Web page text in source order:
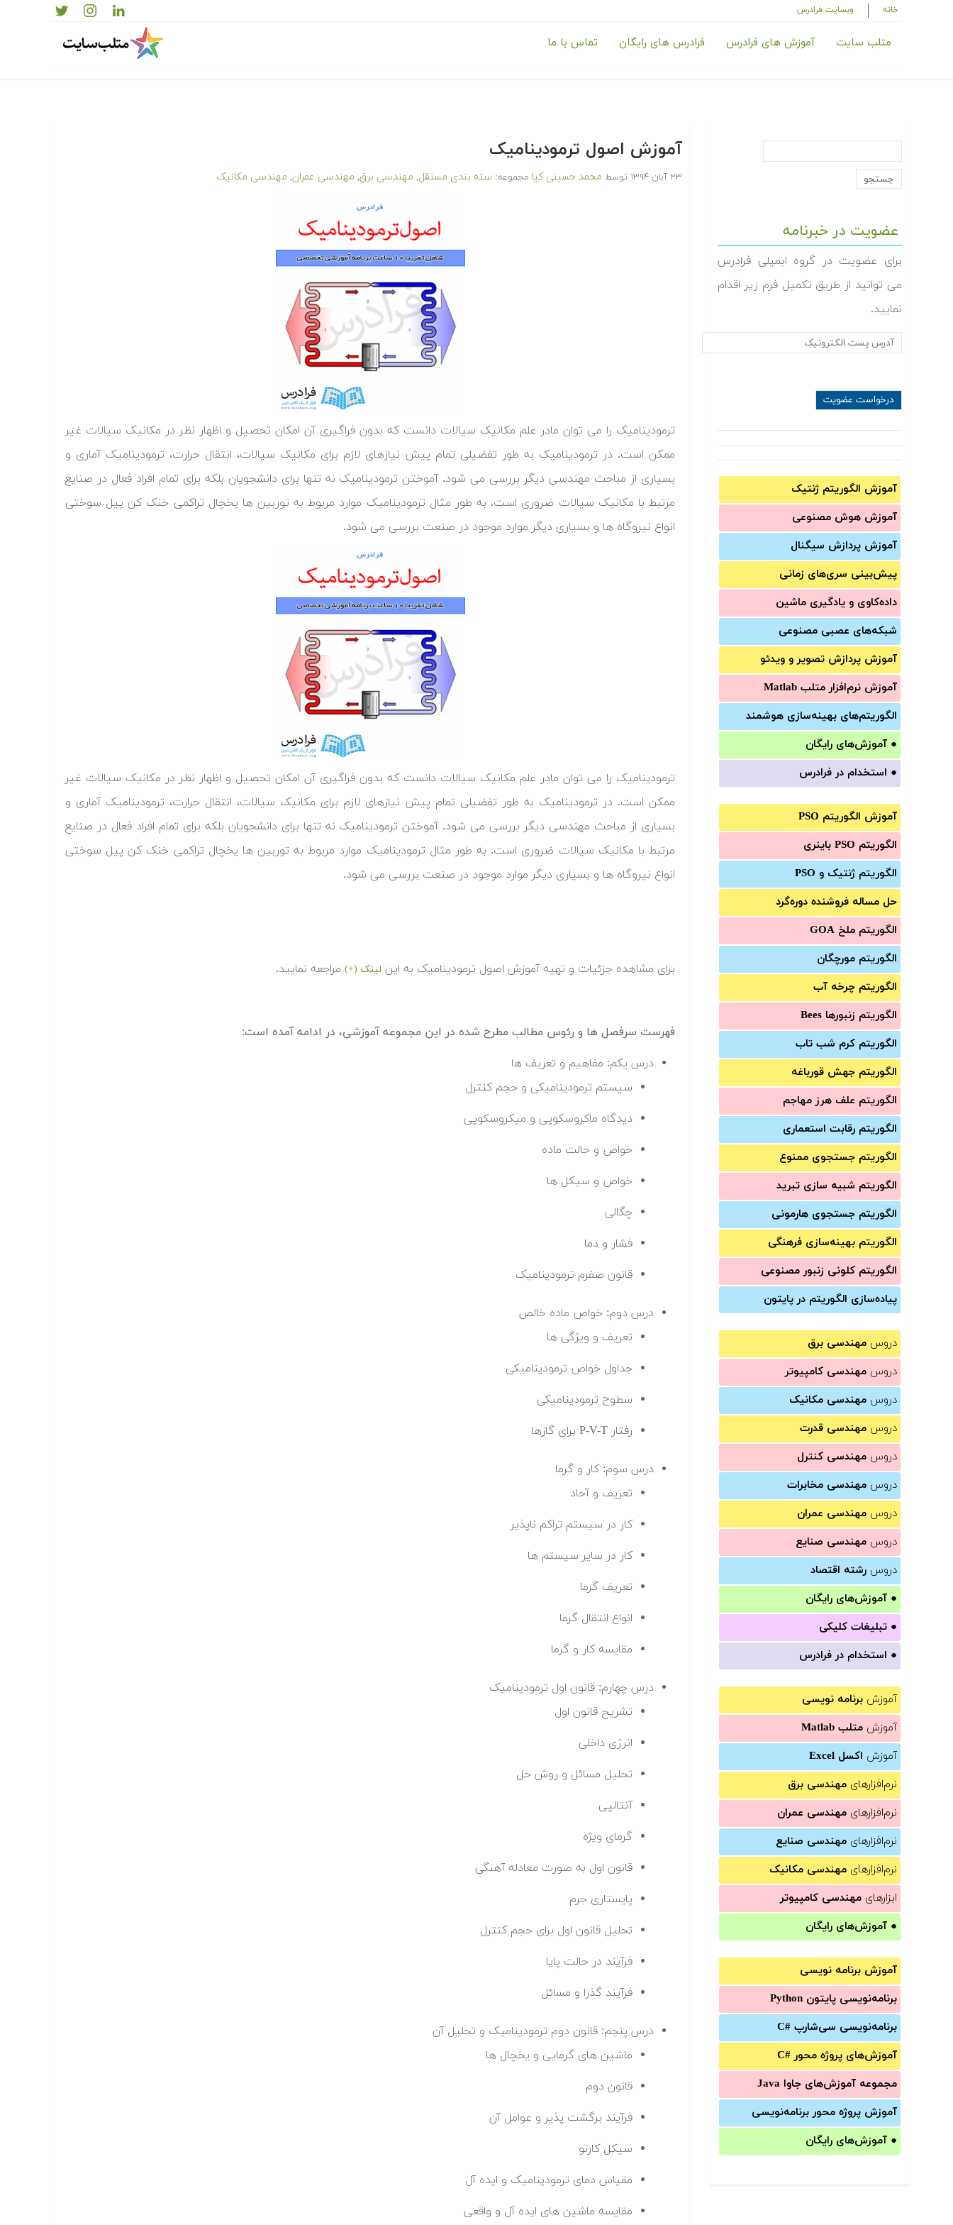
خانه وبسایت فرادرس
متلب سایت آموزش های فرادرس فرادرس های رایگان تماس با ما
عضویت در خبرنامه
برای عضویت در گروه ایمیلی فرادرس
می توانید از طریق تکمیل فرم زیر اقدام
نمایید.
آموزش الگوریتم ژنتیک
آموزش‌ هوش مصنوعی
آموزش‌ پردازش سیگنال
پیش‌‌بینی سری‌‌های زمانی
داده‌کاوی و یادگیری ماشین
شبکه‌های عصبی مصنوعی
آموزش‌ پردازش تصویر و ویدئو
آموزش‌ نرم‌افزار متلب Matlab
الگوریتم‌های بهینه‌سازی هوشمند
● آموزش‌های رایگان
● استخدام در فرادرس
آموزش الگوریتم PSO
الگوریتم PSO باینری
الگوریتم ژنتیک و PSO
حل مساله فروشنده دوره‌گرد
الگوریتم ملخ GOA
الگوریتم مورچگان
الگوریتم چرخه آب
الگوریتم زنبورها Bees
الگوریتم کرم شب تاب
الگوریتم جهش قورباغه
الگوریتم علف هرز مهاجم
الگوریتم رقابت استعماری
الگوریتم جستجوی ممنوع
الگوریتم شبیه سازی تبرید
الگوریتم جستجوی هارمونی
الگوریتم بهینه‌سازی فرهنگی
الگوریتم کلونی زنبور مصنوعی
پیاده‌سازی الگوریتم در پایتون
دروس مهندسی برق
دروس مهندسی کامپیوتر
دروس مهندسی مکانیک
دروس مهندسی قدرت
دروس مهندسی کنترل
دروس مهندسی مخابرات
دروس مهندسی عمران
دروس مهندسی صنایع
دروس رشته اقتصاد
● آموزش‌های رایگان
● تبلیغات کلیکی
● استخدام در فرادرس
آموزش برنامه نویسی
آموزش متلب Matlab
آموزش اکسل Excel
نرم‌افزارهای مهندسی برق
نرم‌افزارهای مهندسی عمران
نرم‌افزارهای مهندسی صنایع
نرم‌افزارهای مهندسی مکانیک
ابزارهای مهندسی کامپیوتر
● آموزش‌های رایگان
آموزش برنامه نویسی
برنامه‌نویسی پایتون Python
برنامه‌‌نویسی سی‌شارپ C#‎
آموزش‌های پروژه محور #C
مجموعه آموزش‌های جاوا Java
آموزش‌ پروژه محور برنامه‌نویسی
● آموزش‌های رایگان
آموزش اصول ترمودینامیک
۲۳ آبان ۱۳۹۴ توسط محمد حسینی کیا مجموعه: سته بندی مستقل, مهندسی برق, مهندسی عمران, مهندسی مکانیک
ترمودینامیک را می توان مادر علم مکانیک سیالات دانست که بدون فراگیری آن امکان تحصیل و اظهار نظر در مکانیک سیالات غیر
ممکن است. در ترمودینامیک به طور تفضیلی تمام پیش نیازهای لازم برای مکانیک سیالات، انتقال حرارت، ترمودینامیک آماری و
بسیاری از مباحث مهندسی دیگر بررسی می شود. آموختن ترمودینامیک نه تنها برای دانشجویان بلکه برای تمام افراد فعال در صنایع
مرتبط با مکانیک سیالات ضروری است. به طور مثال ترمودینامیک موارد مربوط به توربین ها یخچال تراکمی خنک کن پیل سوختی
انواع نیروگاه ها و بسیاری دیگر موارد موجود در صنعت بررسی می شود.
ترمودینامیک را می توان مادر علم مکانیک سیالات دانست که بدون فراگیری آن امکان تحصیل و اظهار نظر در مکانیک سیالات غیر
ممکن است. در ترمودینامیک به طور تفضیلی تمام پیش نیازهای لازم برای مکانیک سیالات، انتقال حرارت، ترمودینامیک آماری و
بسیاری از مباحث مهندسی دیگر بررسی می شود. آموختن ترمودینامیک نه تنها برای دانشجویان بلکه برای تمام افراد فعال در صنایع
مرتبط با مکانیک سیالات ضروری است. به طور مثال ترمودینامیک موارد مربوط به توربین ها یخچال تراکمی خنک کن پیل سوختی
انواع نیروگاه ها و بسیاری دیگر موارد موجود در صنعت بررسی می شود.
برای مشاهده جزئیات و تهیه آموزش اصول ترمودینامیک به این لینک (+) مراجعه نمایید.
فهرست سرفصل ها و رئوس مطالب مطرح شده در این مجموعه آموزشی، در ادامه آمده است:
درس یکم: مفاهیم و تعریف ها
سیستم ترمودینامیکی و حجم کنترل
دیدگاه ماکروسکوپی و میکروسکوپی
خواص و حالت ماده
خواص و سیکل ها
چگالی
فشار و دما
قانون صفرم ترمودینامیک
درس دوم: خواص ماده خالص
تعریف و ویژگی ها
جداول خواص ترمودینامیکی
سطوح ترمودینامیکی
رفتار P-V-T برای گازها
درس سوم: کار و گرما
تعریف و آحاد
کار در سیستم تراکم ناپذیر
کار در سایر سیستم ها
تعریف گرما
انواع انتقال گرما
مقایسه کار و گرما
درس چهارم: قانون اول ترمودینامیک
تشریح قانون اول
انرژی داخلی
تحلیل مسائل و روش حل
آنتالپی
گرمای ویژه
قانون اول به صورت معادله آهنگی
پایستاری جرم
تحلیل قانون اول برای حجم کنترل
فرآیند در حالت پایا
فرآیند گذرا و مسائل
درس پنجم: قانون دوم ترمودینامیک و تحلیل آن
ماشین های گرمایی و یخچال ها
قانون دوم
فرآیند برگشت پذیر و عوامل آن
سیکل کارنو
مقیاس دمای ترمودینامیک و ایده آل
مقایسه ماشین های ایده آل و واقعی